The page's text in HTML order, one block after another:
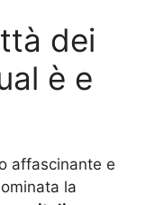
dei
è e
affascinante e
la